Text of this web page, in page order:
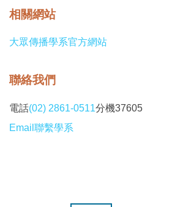
相關網站
大眾傳播學系官方網站
聯絡我們
電話(02) 2861-0511分機37605
Email聯繫學系